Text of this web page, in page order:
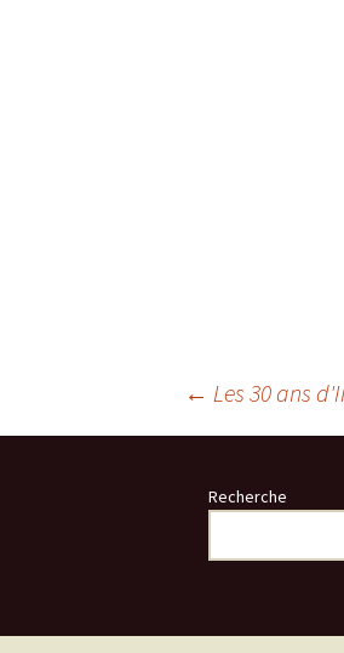
Navigation
l'article
← Les 30 ans
Recherche